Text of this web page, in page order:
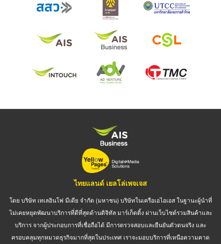
ไทยแลนด์ เยลโล่เพจเจส
โดย บริษัท เทเลอินโฟ มีเดีย จำกัด (มหาชน) บริษัทในเครือเอไอเอส ในฐานะผู้นำที่
ไม่เคยหยุดพัฒนาบริการที่ดีที่สุดด้านดิจิทัล มาร์เก็ตติ้ง ผ่านเว็บไซต์รวมสินค้าและ
บริการ จากผู้ประกอบการที่เชื่อถือได้ มีการตรวจสอบและยืนยันตัวตนจริง และ
ครอบคลุมทุกหมวดธุรกิจมากที่สุดในประเทศ เราจะมอบบริการที่เหนือความคาด